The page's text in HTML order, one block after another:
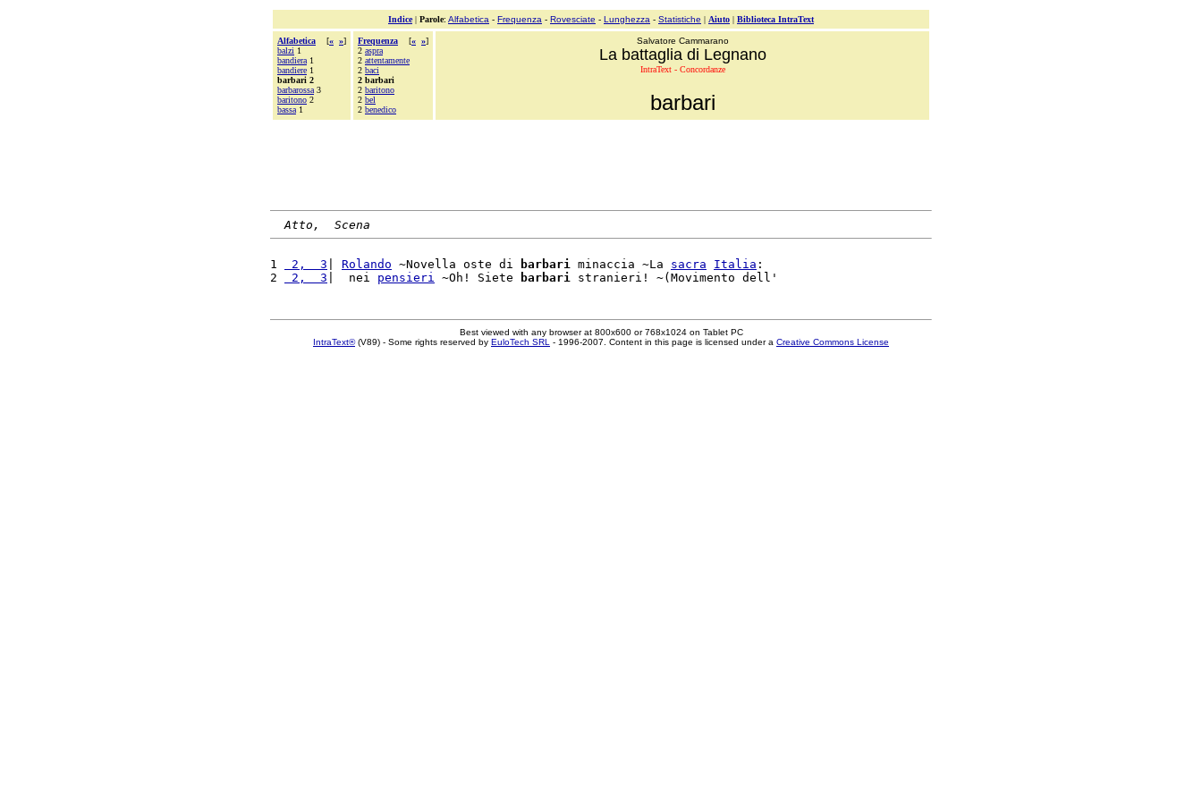
Indice| Parole: Alfabetica - Frequenza - Rovesciate - Lunghezza - Statistiche | Aiuto | Biblioteca IntraText
Alfabetica [« »]
balzi 1
bandiera 1
bandiere 1
barbari 2
barbarossa 3
baritono 2
bassa 1
Frequenza [« »]
2 aspra
2 attentamente
2 baci
2 barbari
2 baritono
2 bel
2 benedico
Salvatore Cammarano
La battaglia di Legnano
IntraText - Concordanze
barbari
Atto,  Scena
1 2,  3 Rolando ~Novella oste di barbari minaccia ~La sacra Italia :
2
2,  3 |  nei pensieri ~Oh! Siete barbari
Best viewed with any browser at 800x600 or 768x1024 on Tablet PC
IntraText®(V89) - Some rights reserved by EuloTech SRL - 1996-2007. Content in this page is licensed under a Creative Commons License